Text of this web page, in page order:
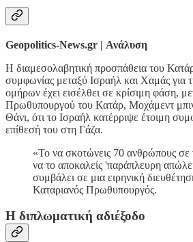
Geopolitics-News.gr | Ανάλυση
Η διαμεσολαβητική προσπάθεια του Κατάρ
συμφωνίας μεταξύ Ισραήλ και Χαμάς για
ομήρων έχει εισέλθει σε κρίσιμη φάση,
Πρωθυπουργού του Κατάρ, Μοχάμεντ
Θάνι, ότι το Ισραήλ κατέρριψε έτοιμη
επίθεσή του στη Γάζα.
«Το να σκοτώνεις 70 ανθρώπους σε
να το αποκαλείς 'παράπλευρη
συμβάλει σε μια ειρηνική
Καταριανός Πρωθυπουργός.
Η διπλωματική αδιέξοδο